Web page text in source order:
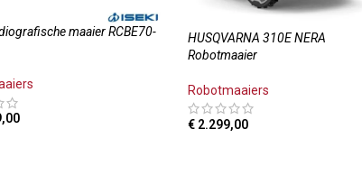
maaier RCBE70-
HUSQVARNA 310E NERA
Robotmaaier
Robotmaaiers
€ 2.299,00